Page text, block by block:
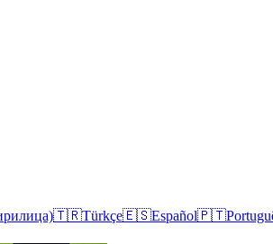
🇹🇷Türkçe🇪🇸Español🇵🇹